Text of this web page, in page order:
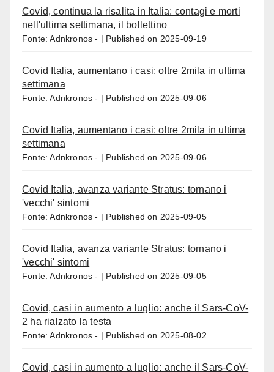
Covid, continua la risalita in Italia: contagi e morti
nell'ultima settimana, il bollettino
Fonte: Adnkronos - Published on 2025-09-19
Covid Italia, aumentano i casi: oltre 2mila in ultima
settimana
Fonte: Adnkronos - Published on 2025-09-06
Covid Italia, aumentano i casi: oltre 2mila in ultima
settimana
Fonte: Adnkronos - Published on 2025-09-06
Covid Italia, avanza variante Stratus: tornano i
'vecchi' sintomi
Fonte: Adnkronos - Published on 2025-09-05
Covid Italia, avanza variante Stratus: tornano i
'vecchi' sintomi
Fonte: Adnkronos - Published on 2025-09-05
Covid, casi in aumento a luglio: anche il Sars-CoV-
2 ha rialzato la testa
Fonte: Adnkronos - Published on 2025-08-02
Covid, casi in aumento a luglio: anche il Sars-CoV-